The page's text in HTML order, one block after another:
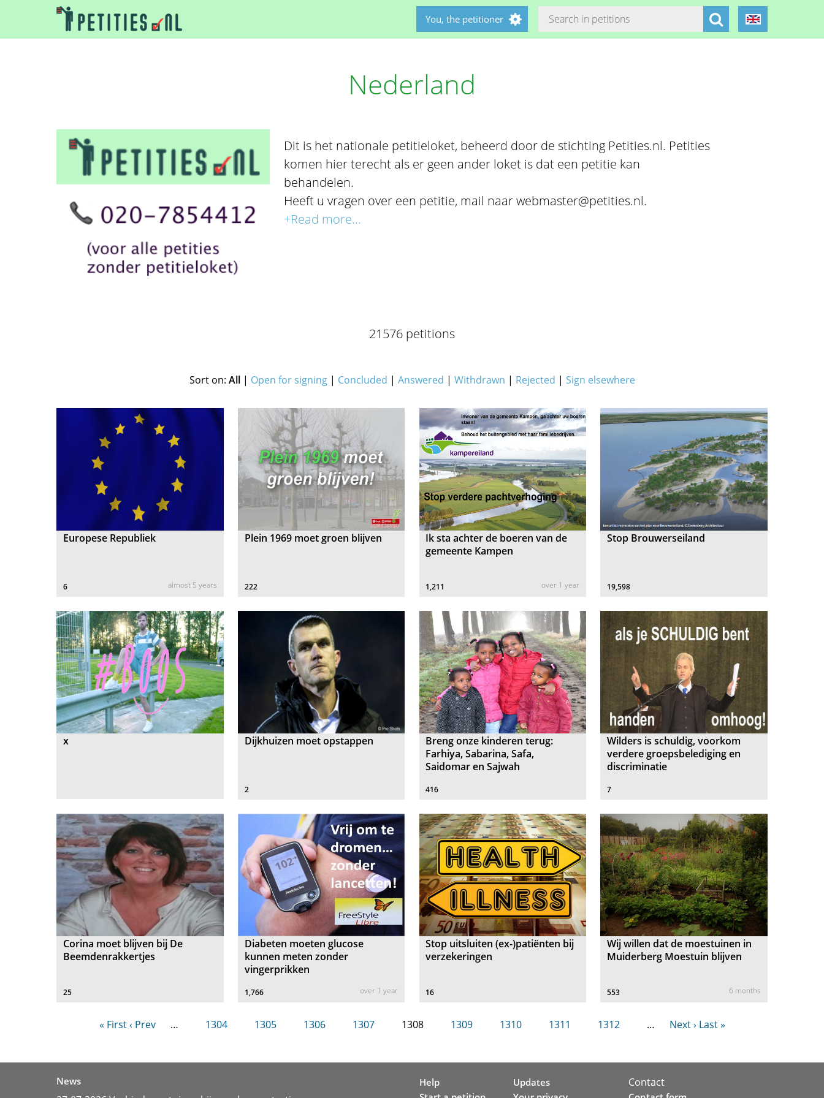
You, the petitioner
Nederland
Dit is het nationale petitieloket, beheerd door de stichting Petities.nl. Petities
komen hier terecht als er geen ander loket is dat een petitie kan
behandelen.
Heeft u vragen over een petitie, mail naar webmaster@petities.nl.
+Read more...
21576 petitions
Sort on: All| Open for signing| Concluded | Answered | Withdrawn | Rejected | Sign elsewhere
Europese Republiek
6 almost 5 years
Plein 1969 moet groen blijven
222
Ik sta achter de boeren van de
gemeente Kampen
1,211 over 1 year
Stop Brouwerseiland
19,598
x Dijkhuizen moet opstappen
2
Breng onze kinderen terug:
Farhiya, Sabarina, Safa,
Saidomar en Sajwah
416
Wilders is schuldig, voorkom
verdere groepsbelediging en
discriminatie
7
Corina moet blijven bij De
Beemdenrakkertjes
25
Diabeten moeten glucose
kunnen meten zonder
vingerprikken
1,766 over 1 year
Stop uitsluiten (ex-)patiënten bij
verzekeringen
16
Wij willen dat de moestuinen in
Muiderberg Moestuin blijven
553 6 months
« First ‹ Prev … 1304 1305 1306 1307 1308 1309 1310 1311 1312 … Next › Last »
News
Help
Updates
Contact